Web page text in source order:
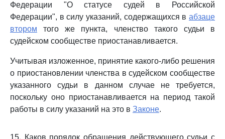
Федерации "О статусе судей в Российской
Федерации", в силу указаний, содержащихся в абзаце
втором того же пункта, членство такого судьи в
судейском сообществе приостанавливается.
Учитывая изложенное, принятие какого-либо решения
о приостановлении членства в судейском сообществе
указанного судьи в данном случае не требуется,
поскольку оно приостанавливается на период такой
работы в силу указаний на это в Законе.
15. Каков порядок обращения действующего судьи с